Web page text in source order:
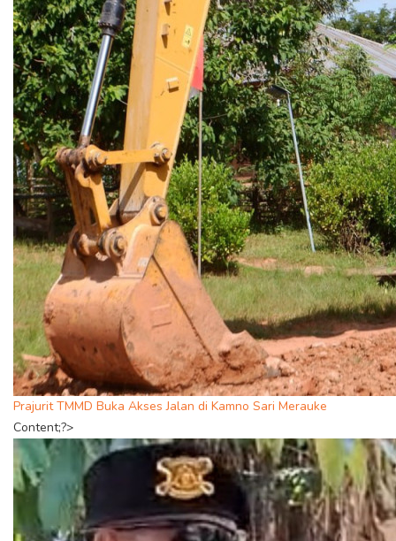
Prajurit TMMD Buka Akses Jalan di Kamno Sari Merauke
Content;?>